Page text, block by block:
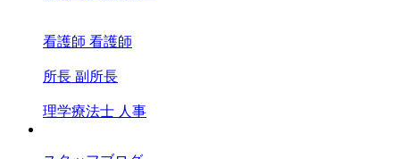
看護師 看護師
所長 副所長
理学療法士 人事